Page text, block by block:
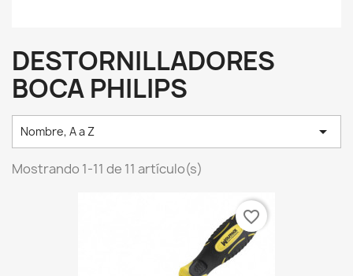
DESTORNILLADORES
BOCA PHILIPS
Nombre, A a Z 
Mostrando 1-11 de 11 artículo(s)
favorite_border